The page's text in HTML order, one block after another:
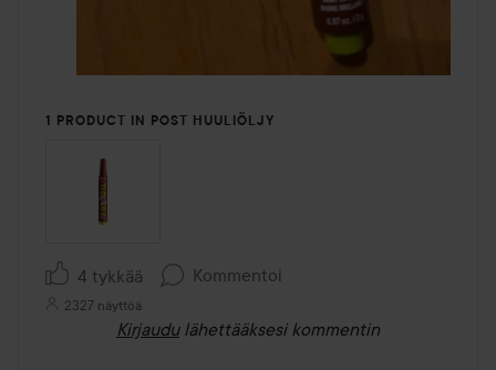
1 PRODUCT IN POST HUULIÖLJY
4 tykkää Kommentoi
2327 näyttöä
Kirjaudu lähettääksesi kommentin